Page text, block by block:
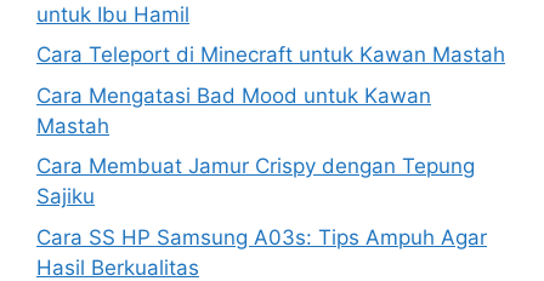
untuk Ibu Hamil
Cara Teleport di Minecraft untuk Kawan Mastah
Cara Mengatasi Bad Mood untuk Kawan
Mastah
Cara Membuat Jamur Crispy dengan Tepung
Sajiku
Cara SS HP Samsung A03s: Tips Ampuh Agar
Hasil Berkualitas